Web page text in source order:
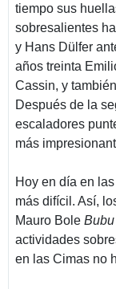
tiempo sus
sobresalientes
y Hans Dülfer
años treinta
Cassin, y
Después de la
escaladores
más
Hoy en día en
más difícil. Así,
Mauro Bole Bubu
actividades
en las Cimas no